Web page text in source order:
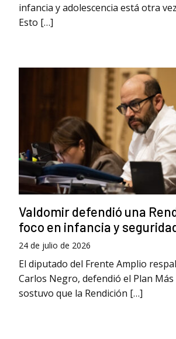
infancia y adolescencia está otra
Esto […]
Valdomir defendió una
foco en infancia y
24 de julio de 2026
El diputado del Frente Amplio
Carlos Negro, defendió el Plan
sostuvo que la Rendición […]